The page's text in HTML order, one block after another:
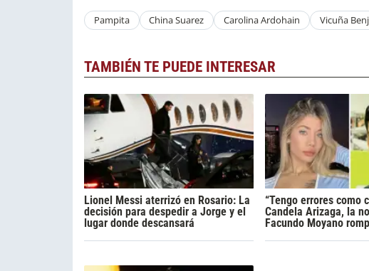
Pampita China Suarez Carolina Ardohain Vicuña
TAMBIÉN TE PUEDE INTERESAR
Lionel Messi aterrizó en Rosario: La
decisión para despedir a Jorge y el
lugar donde descansará
“Tengo errores como
Candela Arizaga, la
Facundo Moyano